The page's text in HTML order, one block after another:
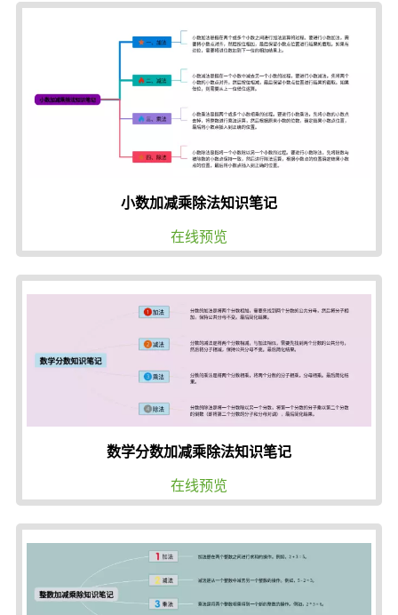
小数加减乘除法知识笔记
在线预览
数学分数加减乘除法知识笔记
在线预览